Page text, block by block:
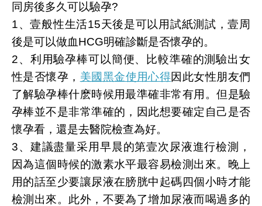
同房後多久可以驗孕?
1、壹般性生活15天後是可以用試紙測試，壹周
後是可以做血HCG明確診斷是否懷孕的。
2、利用驗孕棒可以簡便、比較準確的測驗出女
性是否懷孕， 美國黑金使用心得因此女性朋友們
了解驗孕棒什麽時候用最準確非常有用。但是驗
孕棒並不是非常準確的，因此想要確定自己是否
懷孕看，還是去醫院檢查為好。
3、建議盡量采用早晨的第壹次尿液進行檢測，
因為這個時候的激素水平最容易檢測出來。晚上
用的話至少要讓尿液在膀胱中起碼四個小時才能
檢測出來。此外，不要為了增加尿液而喝過多的